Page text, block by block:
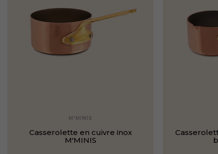
M'MINIS
Casserolette en cuivre inox
M'MINIS